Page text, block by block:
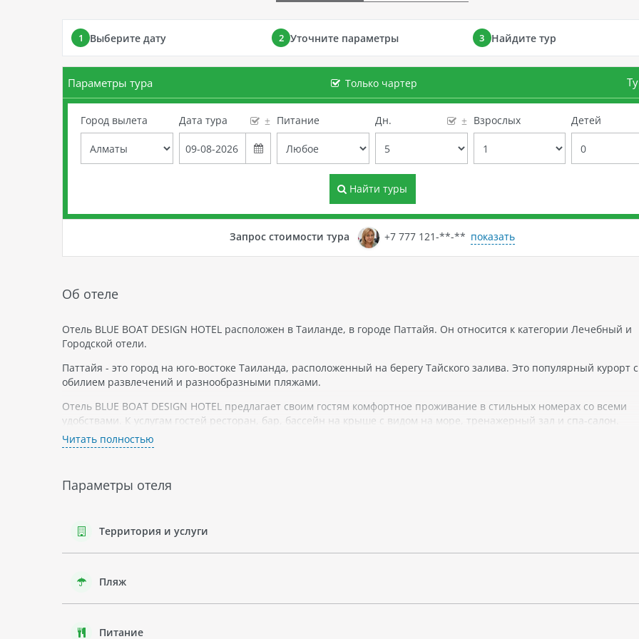
1 Выберите дату 2 Уточните параметры 3 Найдите тур
Параметры тура Только чартер
Город вылета Дата тура ± Питание Дн. ± Взрослых Детей
Найти туры
Запрос стоимости тура +7 777 121-**-** показать
Об отеле
Отель BLUE BOAT DESIGN HOTEL расположен в Таиланде, в городе Паттайя. Он относится к категории Лечебный и
Городской отели.
Паттайя - это город на юго-востоке Таиланда, расположенный на берегу Тайского залива. Это популярный курорт с
обилием развлечений и разнообразными пляжами.
Отель BLUE BOAT DESIGN HOTEL предлагает своим гостям комфортное проживание в стильных номерах со всеми
удобствами. К услугам гостей ресторан, бар, бассейн на крыше с видом на море, тренажерный зал и спа-салон.
Возможны дополнительные услуги, такие как трансфер из аэропорта и экскурсии по региону. Рядом с отелем есть
Гости могут наслаждаться пляжами Паттайи, посетить тематические парки или отправиться на экскурсии по
для знакомства с местной флорой и фауной.
Читать полностью
Параметры отеля
Территория и услуги
Пляж
Питание